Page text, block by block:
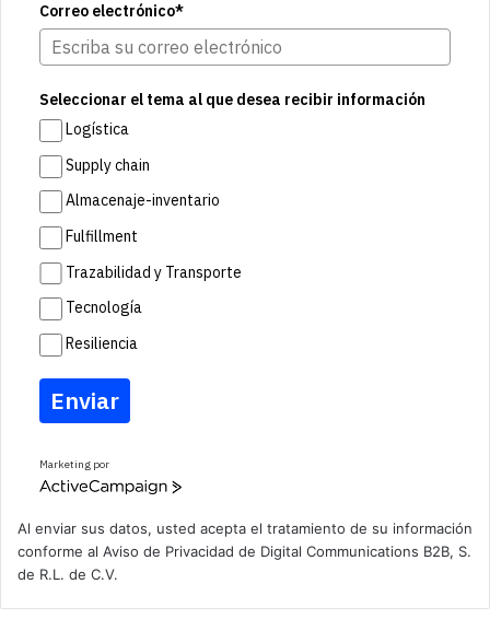
Correo electrónico*
Seleccionar el tema al que desea recibir información
Logística
Supply chain
Almacenaje-inventario
Fulfillment
Trazabilidad y Transporte
Tecnología
Resiliencia
Enviar
Marketing por
A
v
e
a
Al enviar sus datos, usted acepta el tratamiento de su información
conforme al Aviso de Privacidad de Digital Communications B2B, S.
de R.L. de C.V.